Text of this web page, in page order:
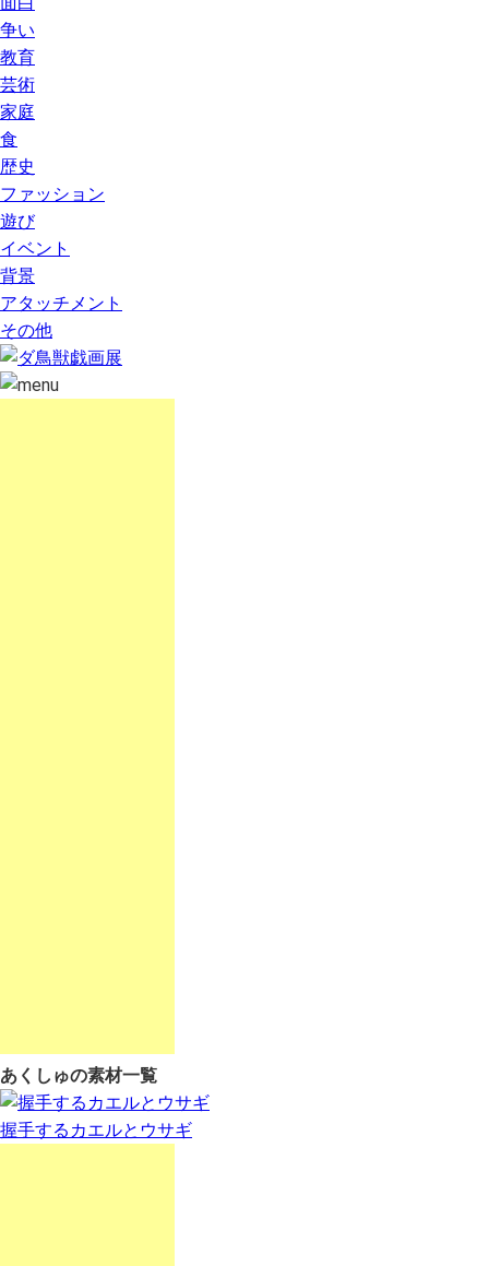
争い
教育
芸術
家庭
食
歴史
ファッション
遊び
イベント
背景
アタッチメント
その他
あくしゅの素材一覧
握手するカエルとウサギ